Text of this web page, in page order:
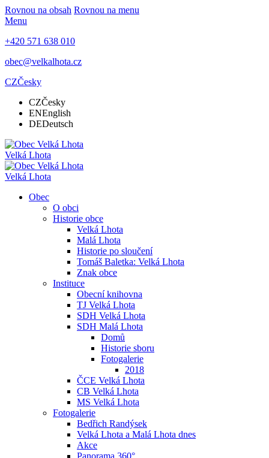
Rovnou na obsah Rovnou na menu
Menu
+420 571 638 010
obec@velkalhota.cz
CZČesky
CZČesky
ENEnglish
DEDeutsch
Velká Lhota
Velká Lhota
Obec
O obci
Historie obce
Velká Lhota
Malá Lhota
Historie po sloučení
Tomáš Baletka: Velká Lhota
Znak obce
Instituce
Obecní knihovna
TJ Velká Lhota
SDH Velká Lhota
SDH Malá Lhota
Domů
Historie sboru
Fotogalerie
2018
ČCE Velká Lhota
CB Velká Lhota
MS Velká Lhota
Fotogalerie
Bedřich Randýsek
Velká Lhota a Malá Lhota dnes
Akce
Panorama 360°